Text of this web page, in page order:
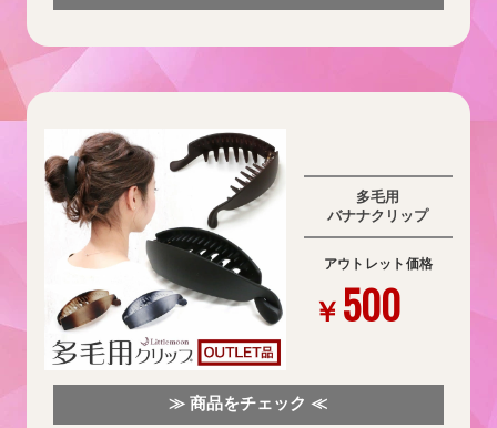
多毛用
バナナクリップ
アウトレット価格
￥500
≫ 商品をチェック ≪